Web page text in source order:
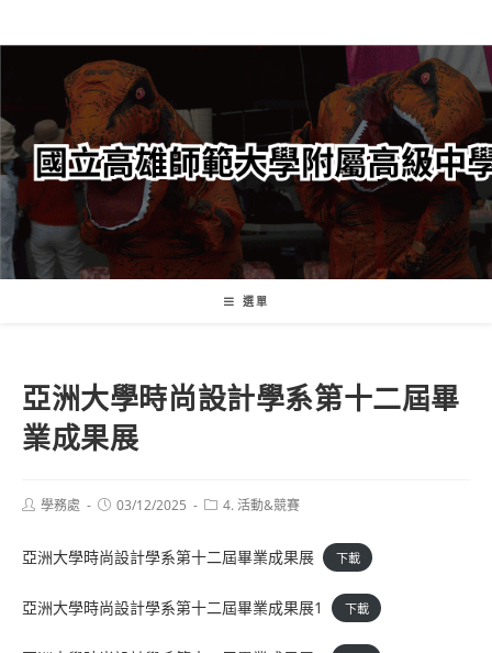
轉
要
內
容
選單
亞洲大學時尚設計學系第十二屆畢
業成果展
Post學務處
Post03/12/2025
Post4. 活動&競賽
亞洲大學時尚設計學系第十二屆畢業成果展 下載
亞洲大學時尚設計學系第十二屆畢業成果展1 下載